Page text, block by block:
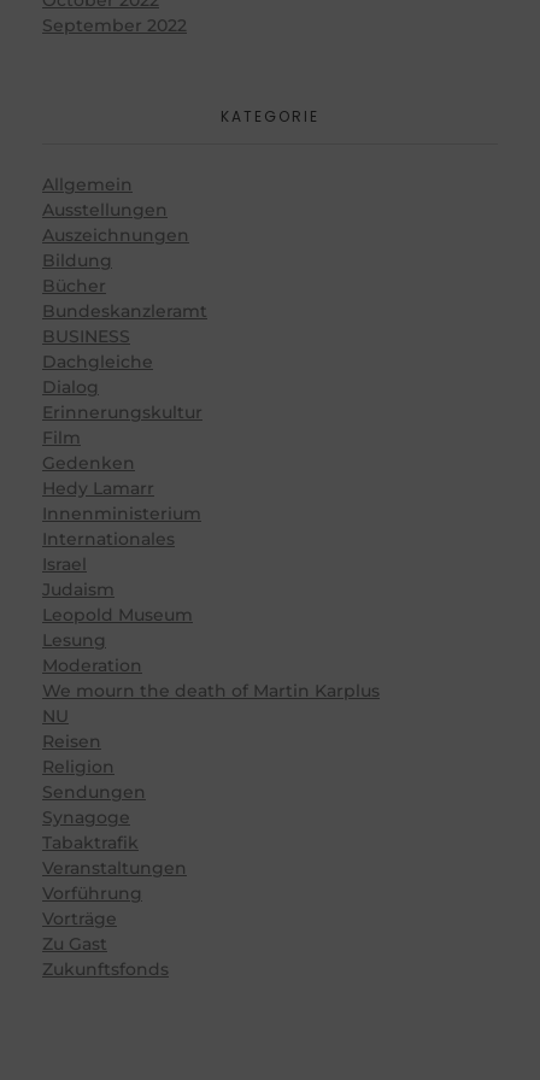
September 2022
KATEGORIE
Allgemein
Ausstellungen
Auszeichnungen
Bildung
Bücher
Bundeskanzleramt
BUSINESS
Dachgleiche
Dialog
Erinnerungskultur
Film
Gedenken
Hedy Lamarr
Innenministerium
Internationales
Israel
Judaism
Leopold Museum
Lesung
Moderation
We mourn the death of Martin Karplus
NU
Reisen
Religion
Sendungen
Synagoge
Tabaktrafik
Veranstaltungen
Vorführung
Vorträge
Zu Gast
Zukunftsfonds